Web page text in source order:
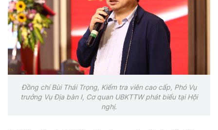
Đồng chí Bùi Thái Trọng, Kiểm tra viên cao cấp, Phó Vụ
trưởng Vụ Địa bàn I, Cơ quan UBKTTW phát biểu tại Hội
nghị.